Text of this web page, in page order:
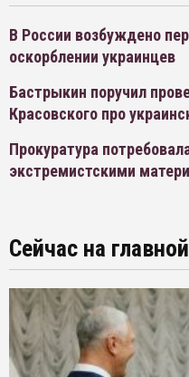
В России возбуждено
оскорблении украинцев
Бастрыкин поручил
Красовского про
Прокуратура
экстремистскими
Сейчас на главной